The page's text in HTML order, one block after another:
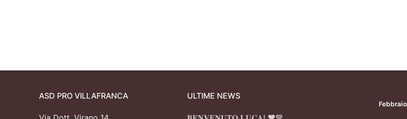
ASD PRO VILLAFRANCA ULTIME NEWS